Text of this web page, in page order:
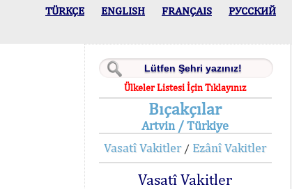
TÜRKÇE ENGLISH FRANÇAIS РУССКИЙ
Ülkeler Listesi İçin Tıklayınız
Bıçakçılar
Artvin / Türkiye
Vasatî Vakitler/ Ezânî Vakitler
Vasatî Vakitler